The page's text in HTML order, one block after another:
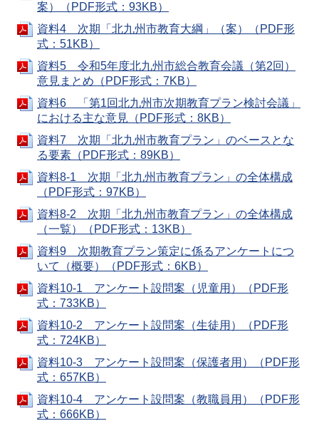
案）（PDF形式：93KB）
資料4 次期「北九州市教育大綱」（案）（PDF形
式：51KB）
資料5 令和5年度北九州市総合教育会議（第2回）
意見まとめ（PDF形式：7KB）
資料6 「第1回北九州市次期教育プラン検討会議」
における主な意見（PDF形式：8KB）
資料7 次期「北九州市教育プラン」のベースとな
る要素（PDF形式：89KB）
資料8-1 次期「北九州市教育プラン」の全体構成
（PDF形式：97KB）
資料8-2 次期「北九州市教育プラン」の全体構成
（一覧）（PDF形式：13KB）
資料9 次期教育プラン策定に係るアンケートにつ
いて（概要）（PDF形式：6KB）
資料10-1 アンケート設問案（児童用）（PDF形
式：733KB）
資料10-2 アンケート設問案（生徒用）（PDF形
式：724KB）
資料10-3 アンケート設問案（保護者用）（PDF形
式：657KB）
資料10-4 アンケート設問案（教職員用）（PDF形
式：666KB）